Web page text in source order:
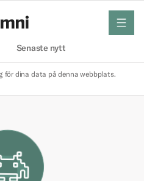
Senaste nytt
meny
för dina data på denna webbplats.